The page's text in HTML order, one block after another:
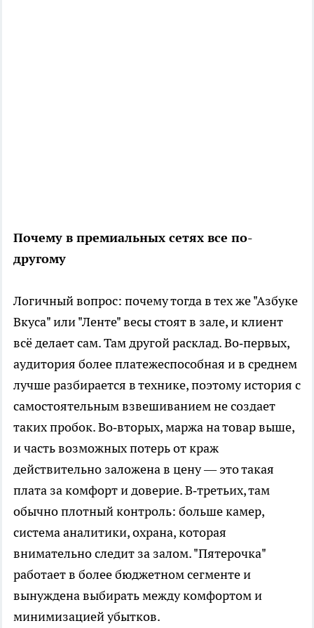
Почему в премиальных сетях все по-
другому
Логичный вопрос: почему тогда в тех же "Азбуке
Вкуса" или "Ленте" весы стоят в зале, и клиент
всё делает сам. Там другой расклад. Во‑первых,
аудитория более платежеспособная и в среднем
лучше разбирается в технике, поэтому история с
самостоятельным взвешиванием не создает
таких пробок. Во‑вторых, маржа на товар выше,
и часть возможных потерь от краж
действительно заложена в цену — это такая
плата за комфорт и доверие. В‑третьих, там
обычно плотный контроль: больше камер,
система аналитики, охрана, которая
внимательно следит за залом. "Пятерочка"
работает в более бюджетном сегменте и
вынуждена выбирать между комфортом и
минимизацией убытков.